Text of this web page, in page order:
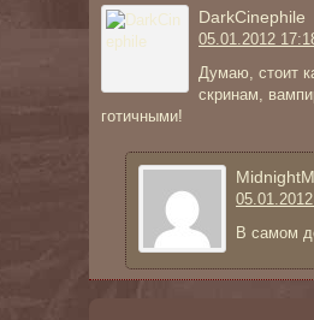
DarkCinephile
05.01.2012
Думаю, стоит
скринам,
готичными!
В самом